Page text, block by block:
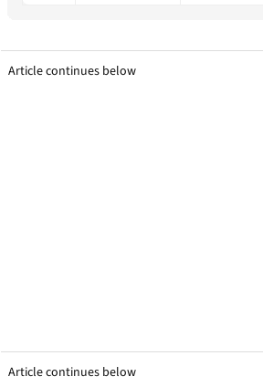
Article continues below
Article continues below